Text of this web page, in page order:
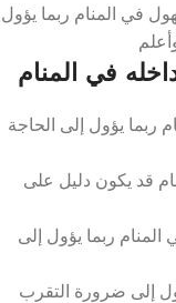
في المنام ربما يؤول
في المنام
ربما يؤول إلى الحاجة
قد يكون دليل على
ربما يؤول إلى
إلى ضرورة التقرب